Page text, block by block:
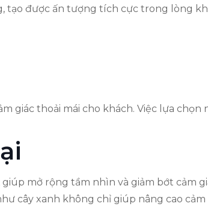
tạo được ấn tượng tích cực trong lòng
giác thoải mái cho khách. Việc lựa chọn
mở rộng tầm nhìn và giảm bớt cảm
cây xanh không chỉ giúp nâng cao cảm